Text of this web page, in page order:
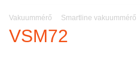
Vakuummérő Smartline vakuummérő
VSM72